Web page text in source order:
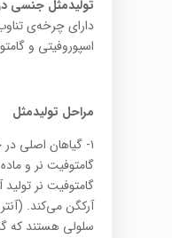
تولیدمثل جنسی
دارای چرخه‌ی
اسپوروفیتی و
مراحل تولیدمثل
۱- گیاهان اصلی
گامتوفیت نر و
گامتوفیت نر
آرکگن می‌کند.
سلولی هستند که